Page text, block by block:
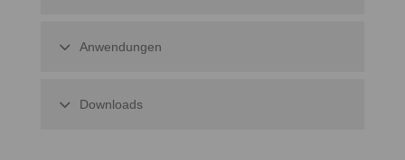
Anwendungen
Downloads